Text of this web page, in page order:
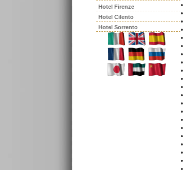
Hotel Firenze
Hotel Cilento
Hotel Sorrento